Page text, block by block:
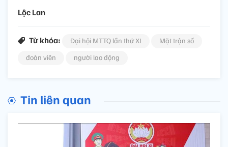
Lộc Lan
Từ khóa: Đại hội MTTQ lần thứ XI
Mặt trận số
đoàn viên
người lao động
Tin liên quan